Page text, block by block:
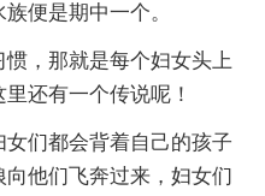
便是期中一个。
，那就是每个妇女头上
还有一个传说呢！
们都会背着自己的孩子
他们飞奔过来，妇女们